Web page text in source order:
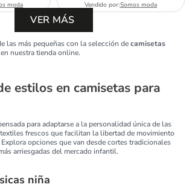
moda Vendido por:Somos moda
las más pequeñas con la selección decamisetas
nuestra tienda online.
estilos en camisetas para
para adaptarse a la personalidad única de las
frescos que facilitan la libertad de movimiento
opciones que van desde cortes tradicionales
arriesgadas del mercado infantil.
niña